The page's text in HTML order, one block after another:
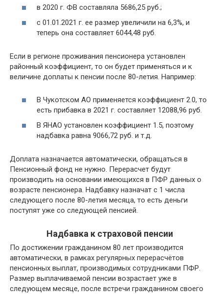
в 2020 г. ФВ составляла 5686,25 руб.;
с 01.01.2021 г. ее размер увеличили на 6,3%, и
теперь она составляет 6044,48 руб.
Если в регионе проживания пенсионера установлен
районный коэффициент, то он будет применяться и к
величине доплаты к пенсии после 80-летия. Например:
В Чукотском АО применяется коэффициент 2.0, то
есть прибавка в 2021 г. составляет 12088,96 руб.
В ЯНАО установлен коэффициент 1.5, поэтому
надбавка равна 9066,72 руб. и т.д.
Доплата назначается автоматически, обращаться в
Пенсионный фонд не нужно. Перерасчет будут
производить на основании имеющихся в ПФР данных о
возрасте пенсионера. Надбавку назначат с 1 числа
следующего после 80-летия месяца, то есть деньги
поступят уже со следующей пенсией.
Надбавка к страховой пенсии
По достижении гражданином 80 лет производится
автоматически, в рамках регулярных перерасчётов
пенсионных выплат, производимых сотрудниками ПФР.
Размер выплачиваемой пенсии возрастает уже в
следующем месяце, после встречи гражданином своего